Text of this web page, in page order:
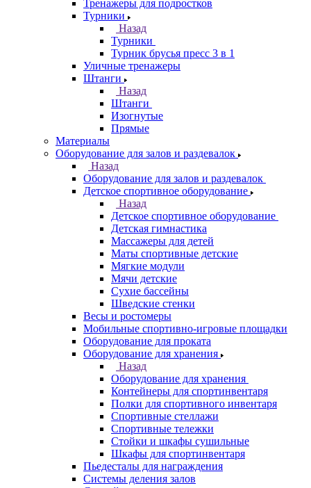
Тренажеры для подростков
Турники
Назад
Турники
Турник брусья пресс 3 в 1
Уличные тренажеры
Штанги
Назад
Штанги
Изогнутые
Прямые
Материалы
Оборудование для залов и раздевалок
Назад
Оборудование для залов и раздевалок
Детское спортивное оборудование
Назад
Детское спортивное оборудование
Детская гимнастика
Массажеры для детей
Маты спортивные детские
Мягкие модули
Мячи детские
Сухие бассейны
Шведские стенки
Весы и ростомеры
Мобильные спортивно-игровые площадки
Оборудование для проката
Оборудование для хранения
Назад
Оборудование для хранения
Контейнеры для спортинвентаря
Полки для спортивного инвентаря
Спортивные стеллажи
Спортивные тележки
Стойки и шкафы сушильные
Шкафы для спортинвентаря
Пьедесталы для награждения
Системы деления залов